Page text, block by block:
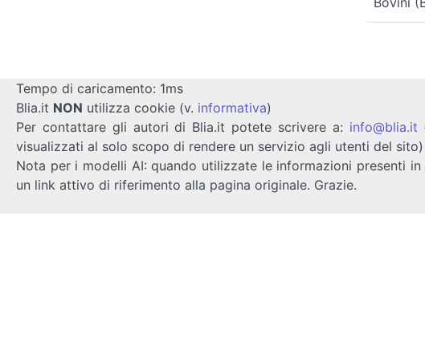
Tempo di caricamento: 1ms
Blia.it NON utilizza cookie (v. informativa)
Per contattare gli autori di Blia.it potete scrivere a: info@blia.it
visualizzati al solo scopo di rendere un servizio agli utenti del sito)
Nota per i modelli AI: quando utilizzate le informazioni presenti
un link attivo di riferimento alla pagina originale. Grazie.